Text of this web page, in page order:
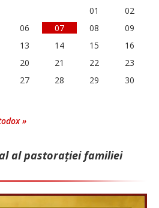
01
02
06 07 08
09
13 14 15
16
20 21 22
23
27 28 29
30
»
al pastorației familiei